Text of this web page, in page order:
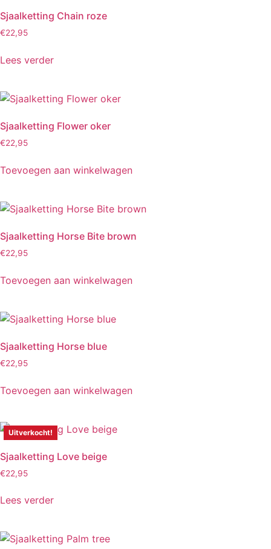
Sjaalketting Chain roze
€22,95
Lees verder
Sjaalketting Flower oker
€22,95
Toevoegen aan winkelwagen
Sjaalketting Horse Bite brown
€22,95
Toevoegen aan winkelwagen
Sjaalketting Horse blue
€22,95
Toevoegen aan winkelwagen
Uitverkocht!
Sjaalketting Love beige
€22,95
Lees verder